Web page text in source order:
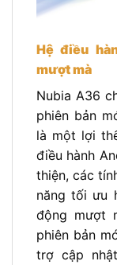
Hệ điều
mượt mà
Nubia A36
phiên bản
là một lợi
điều hành
thiện, các
năng tối ưu
động mượt
phiên bản
trợ cập